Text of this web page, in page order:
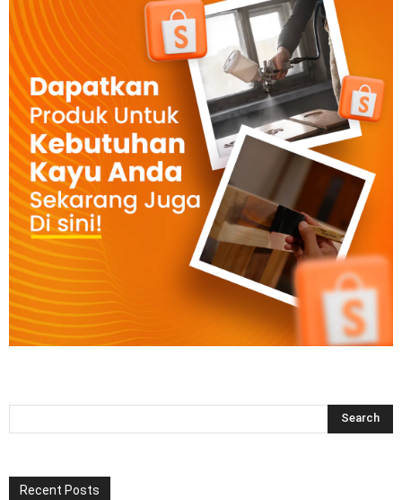
Recent Posts